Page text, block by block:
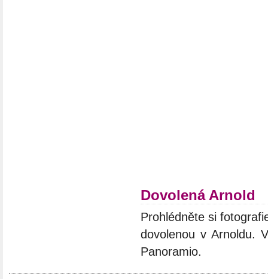
Dovolená Arnold
Prohlédněte si
dovolenou v Arnoldu.
Panoramio.